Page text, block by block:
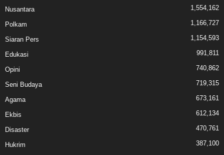
Nusantara 1,554,162
Polkam 1,166,727
Siaran Pers 1,154,593
Edukasi 991,811
Opini 740,862
Seni Budaya 719,315
Agama 673,161
Ekbis 612,134
Disaster 470,761
Hukrim 387,100